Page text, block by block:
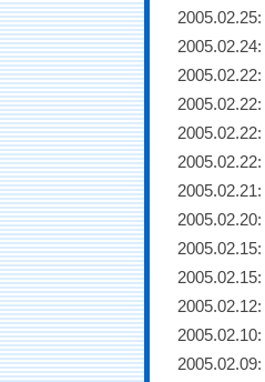
2005.02.25:
2005.02.24:
2005.02.22:
2005.02.22:
2005.02.22:
2005.02.22:
2005.02.21:
2005.02.20:
2005.02.15:
2005.02.15:
2005.02.12:
2005.02.10:
2005.02.09: